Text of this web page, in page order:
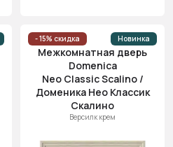
- 15% скидка Новинка
Межкомнатная дверь
Domenica
Neo Classic Scalino /
Доменика Нео Классик
Скалино
Версилк крем